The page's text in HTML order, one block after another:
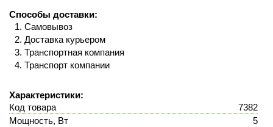
Способы доставки:
Самовывоз
Доставка курьером
Транспортная компания
Транспорт компании
Характеристики:
Код товара
7382
Мощность, Вт
5